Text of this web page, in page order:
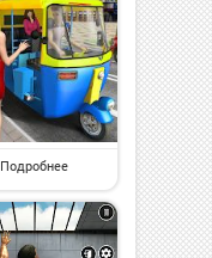
Подробнее